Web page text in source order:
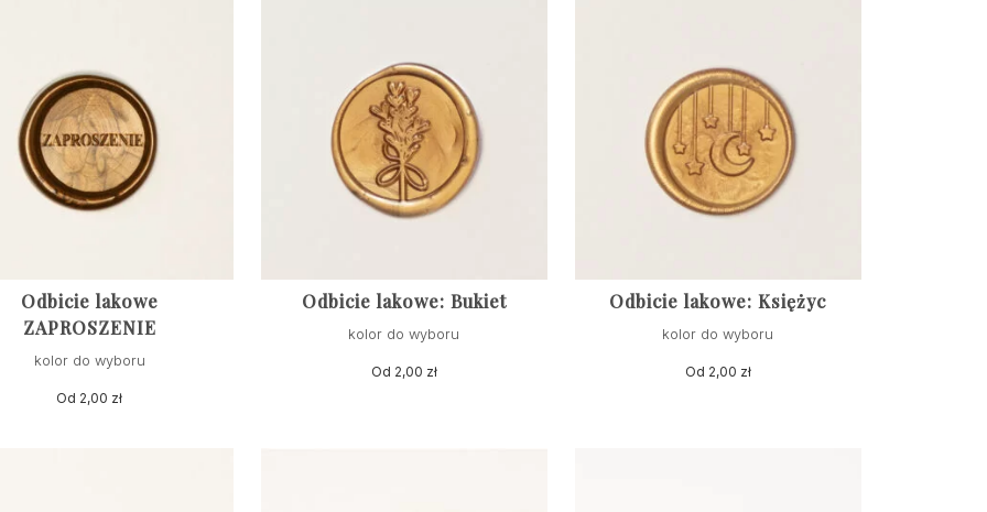
Odbicie lakowe
ZAPROSZENIE
kolor do wyboru
Od 2,00 zł
Odbicie lakowe: Bukiet
kolor do wyboru
Od 2,00 zł
Odbicie lakowe: Księżyc
kolor do wyboru
Od 2,00 zł